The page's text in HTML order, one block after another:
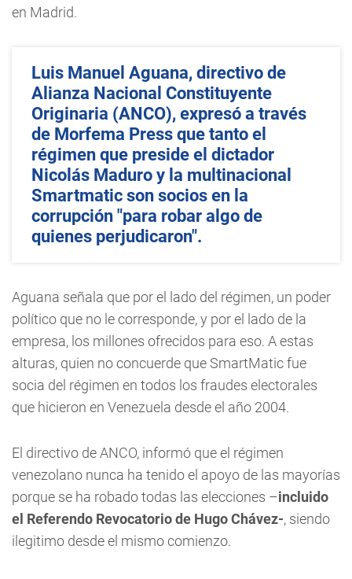
en Madrid.
Luis Manuel Aguana, directivo de
Alianza Nacional Constituyente
Originaria (ANCO), expresó a través
de Morfema Press que tanto el
régimen que preside el dictador
Nicolás Maduro y la multinacional
Smartmatic son socios en la
corrupción "para robar algo de
quienes perjudicaron".
Aguana señala que por el lado del régimen, un poder
político que no le corresponde, y por el lado de la
empresa, los millones ofrecidos para eso. A estas
alturas, quien no concuerde que SmartMatic fue
socia del régimen en todos los fraudes electorales
que hicieron en Venezuela desde el año 2004.
El directivo de ANCO, informó que el régimen
venezolano nunca ha tenido el apoyo de las mayorías
porque se ha robado todas las elecciones –incluido
el Referendo Revocatorio de Hugo Chávez-, siendo
ilegitimo desde el mismo comienzo.